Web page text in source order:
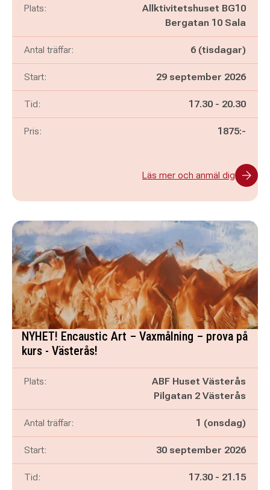
Plats:
Allktivitetshuset BG10
Bergatan 10 Sala
Antal träffar: 6 (tisdagar)
Start: 29 september 2026
Tid: Pågår mellan
17.30 - och
20.30
Pris: 1875:-
Läs mer och anmäl dig
NYHET! Encaustic Art – Vaxmålning – prova på
kurs - Västerås!
Plats:
ABF Huset Västerås
Pilgatan 2 Västerås
Antal träffar: 1 (onsdag)
Start: 30 september 2026
Tid: Pågår mellan
17.30 - och
21.15